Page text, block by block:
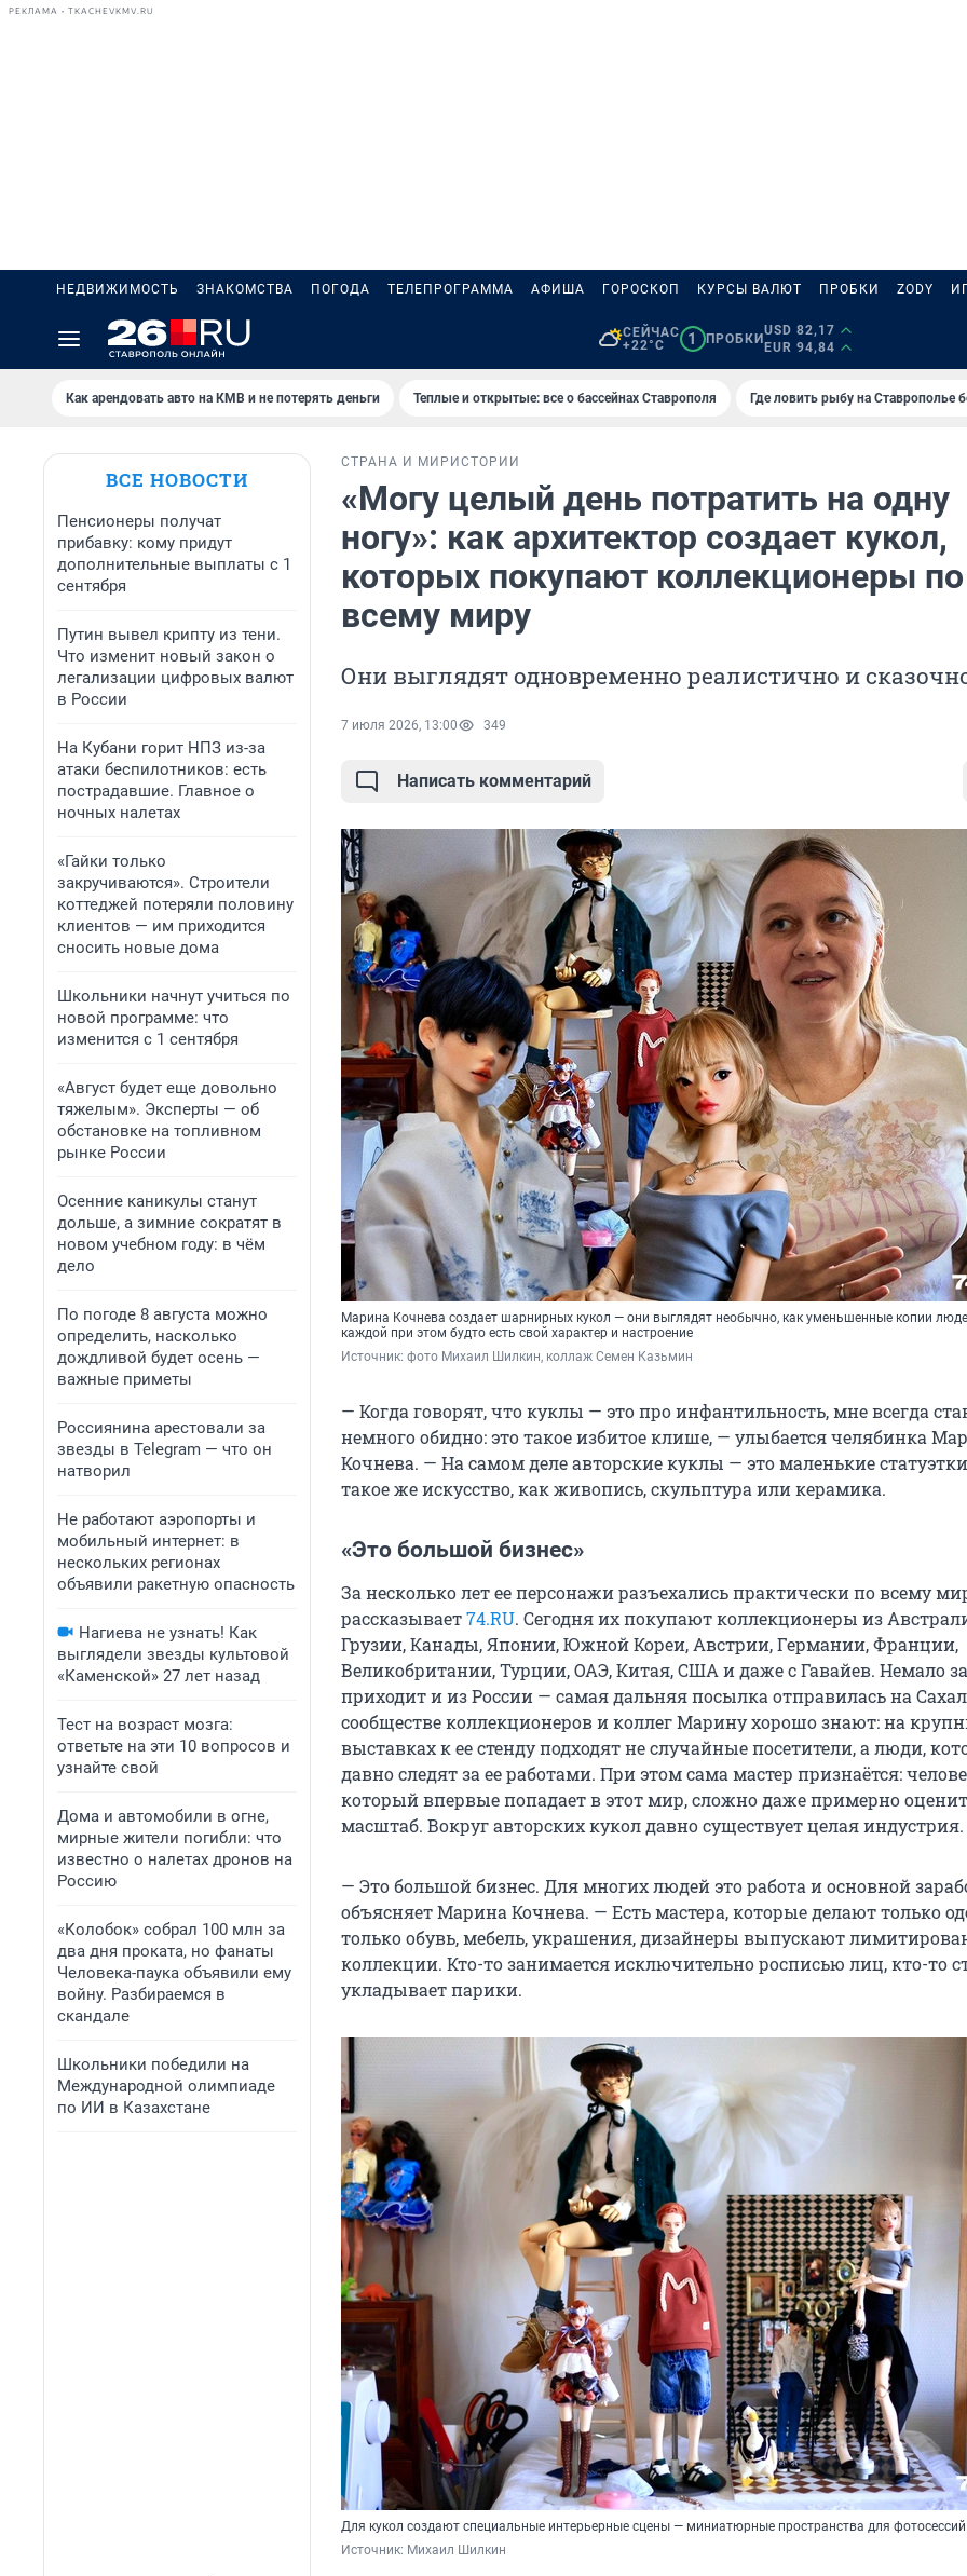
РЕКЛАМА • TKACHEVKMV.RU
НЕДВИЖИМОСТЬ ЗНАКОМСТВА ПОГОДА ТЕЛЕПРОГРАММА АФИША ГОРОСКОП КУРСЫ ВАЛЮТ ПРОБКИ ZODY
СЕЙЧАС
+22°C
1 ПРОБКИ
USD 82,17
EUR 94,84
Как арендовать авто на КМВ и не потерять деньги Теплые и открытые: все о бассейнах Ставрополя Где ловить рыбу на Ставрополье
ВСЕ НОВОСТИ
Пенсионеры получат
прибавку: кому придут
дополнительные выплаты с 1
сентября
Путин вывел крипту из тени.
Что изменит новый закон о
легализации цифровых валют
в России
На Кубани горит НПЗ из-за
атаки беспилотников: есть
пострадавшие. Главное о
ночных налетах
«Гайки только
закручиваются». Строители
коттеджей потеряли половину
клиентов — им приходится
сносить новые дома
Школьники начнут учиться по
новой программе: что
изменится с 1 сентября
«Август будет еще довольно
тяжелым». Эксперты — об
обстановке на топливном
рынке России
Осенние каникулы станут
дольше, а зимние сократят в
новом учебном году: в чём
дело
По погоде 8 августа можно
определить, насколько
дождливой будет осень —
важные приметы
Россиянина арестовали за
звезды в Telegram — что он
натворил
Не работают аэропорты и
мобильный интернет: в
нескольких регионах
объявили ракетную опасность
Нагиева не узнать! Как
выглядели звезды культовой
«Каменской» 27 лет назад
Тест на возраст мозга:
ответьте на эти 10 вопросов и
узнайте свой
Дома и автомобили в огне,
мирные жители погибли: что
известно о налетах дронов на
Россию
«Колобок» собрал 100 млн за
два дня проката, но фанаты
Человека-паука объявили ему
войну. Разбираемся в
скандале
Школьники победили на
Международной олимпиаде
по ИИ в Казахстане
СТРАНА И МИР ИСТОРИИ
«Могу целый день потратить на одну
ногу»: как архитектор создает кукол,
которых покупают коллекционеры по
всему миру
Они выглядят одновременно реалистично и
7 июля 2026, 13:00 349
Написать комментарий
Марина Кочнева создает шарнирных кукол — они выглядят необычно, как уменьшенные копии
каждой при этом будто есть свой характер и настроение
Источник: фото Михаил Шилкин, коллаж Семен Казьмин
— Когда говорят, что куклы — это про инфантильность, мне всегда
немного обидно: это такое избитое клише, — улыбается челябинка
Кочнева. — На самом деле авторские куклы — это маленькие
такое же искусство, как живопись, скульптура или керамика.
«Это большой бизнес»
За несколько лет ее персонажи разъехались практически по всему
рассказывает74.RU. Сегодня их покупают коллекционеры из
Грузии, Канады, Японии, Южной Кореи, Австрии, Германии, Франции,
Великобритании, Турции, ОАЭ, Китая, США и даже с Гавайев. Немало
приходит и из России — самая дальняя посылка отправилась на
сообществе коллекционеров и коллег Марину хорошо знают: на
выставках к ее стенду подходят не случайные посетители, а люди,
давно следят за ее работами. При этом сама мастер признаётся:
который впервые попадает в этот мир, сложно даже примерно
масштаб. Вокруг авторских кукол давно существует целая индустрия.
— Это большой бизнес. Для многих людей это работа и основной
объясняет Марина Кочнева. — Есть мастера, которые делают только
только обувь, мебель, украшения, дизайнеры выпускают
коллекции. Кто-то занимается исключительно росписью лиц, кто-то
укладывает парики.
Для кукол создают специальные интерьерные сцены — миниатюрные пространства для фотосессий
Источник: Михаил Шилкин